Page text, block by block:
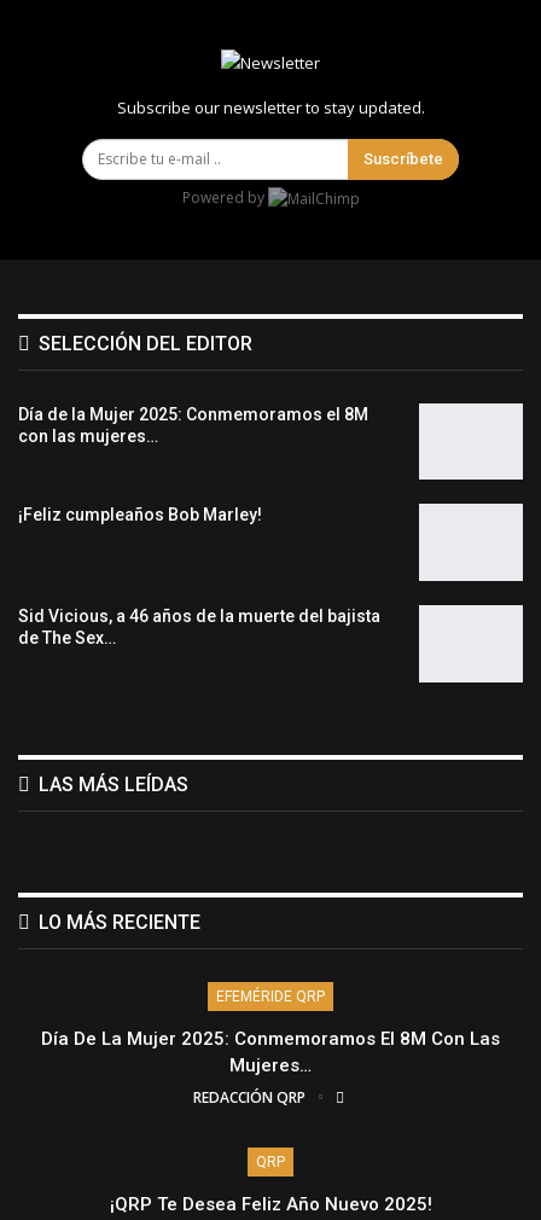
Subscribe our newsletter to stay updated.
Suscríbete
Powered by
SELECCIÓN DEL EDITOR
Día de la Mujer 2025: Conmemoramos el 8M
con las mujeres…
¡Feliz cumpleaños Bob Marley!
Sid Vicious, a 46 años de la muerte del bajista
de The Sex…
LAS MÁS LEÍDAS
LO MÁS RECIENTE
EFEMÉRIDE QRP
Día De La Mujer 2025: Conmemoramos El 8M Con Las
Mujeres…
REDACCIÓN QRP
QRP
¡QRP Te Desea Feliz Año Nuevo 2025!